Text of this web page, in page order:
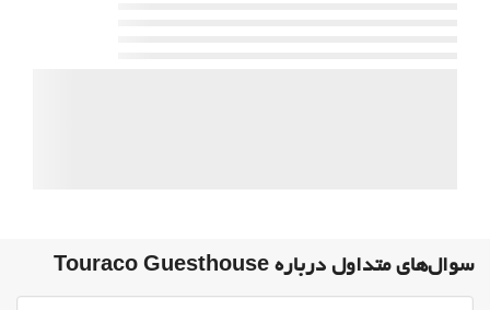
سوال‌های متداول درباره Touraco Guesthouse